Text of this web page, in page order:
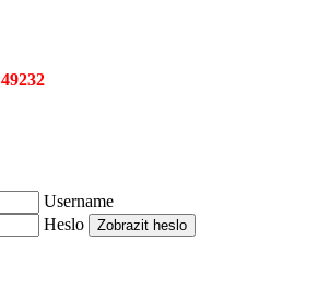
49232
Username
Heslo
Zobrazit heslo